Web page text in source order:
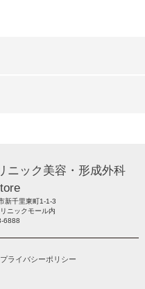
ニック美容・形成外科
新千里東町1-1-3
ニックモール内
6888
プライバシーポリシー